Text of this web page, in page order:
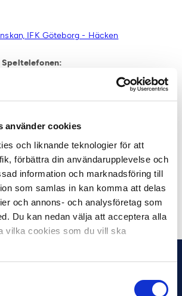
använder cookies
och liknande teknologier för att
förbättra din användarupplevelse och
information och marknadsföring till
som samlas in kan komma att delas
och annons- och analysföretag som
Du kan nedan välja att acceptera alla
vilka cookies som du vill ska
vandrar varje vecka mellan olika
får i uppdrag att på Instagram
med sig av sin vardag. Det kan vara
Spel beskriver själva konceptet som
sätt att låta svenska folket få
några av våra största idrottsprofiler
Dela på Twitter